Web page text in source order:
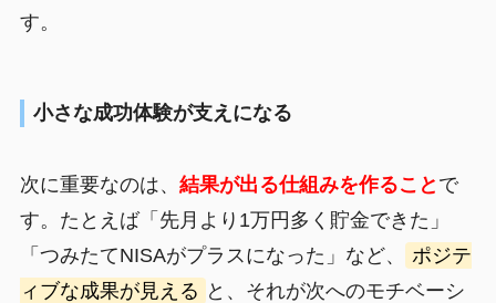
す。
小さな成功体験が支えになる
次に重要なのは、 結果が出る仕組みを作ること で
す。たとえば「先月より1万円多く貯金できた」
「つみたてNISAがプラスになった」など、
ポジテ
ィブな成果が見える と、それが次へのモチベーシ